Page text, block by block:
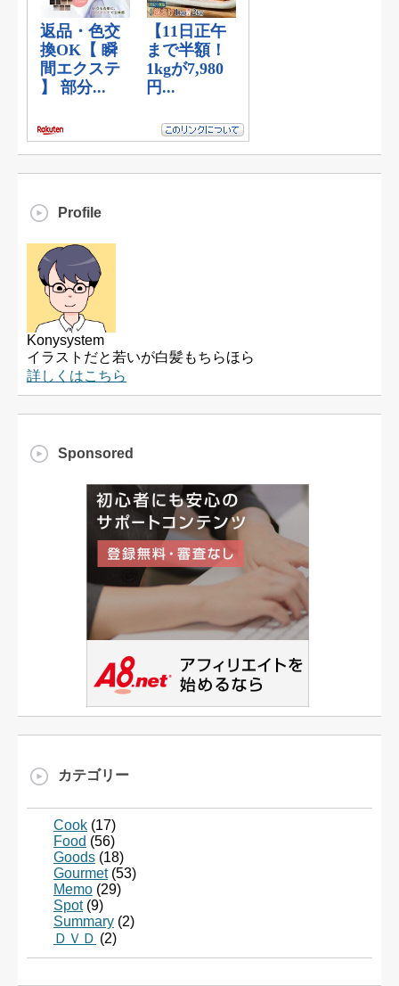
Profile
Konysystem
イラストだと若いが白髪もちらほら
詳しくはこちら
Sponsored
カテゴリー
Cook (17)
Food (56)
Goods (18)
Gourmet(53)
Memo (29)
Spot(9)
Summary (2)
ＤＶＤ (2)